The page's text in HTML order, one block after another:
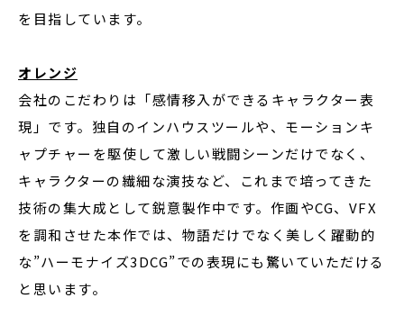
を目指しています。
オレンジ
会社のこだわりは「感情移入ができるキャラクター表
現」です。独自のインハウスツールや、モーションキ
ャプチャーを駆使して激しい戦闘シーンだけでなく、
キャラクターの繊細な演技など、これまで培ってきた
技術の集大成として鋭意製作中です。作画やCG、VFX
を調和させた本作では、物語だけでなく美しく躍動的
な”ハーモナイズ3DCG”での表現にも驚いていただける
と思います。